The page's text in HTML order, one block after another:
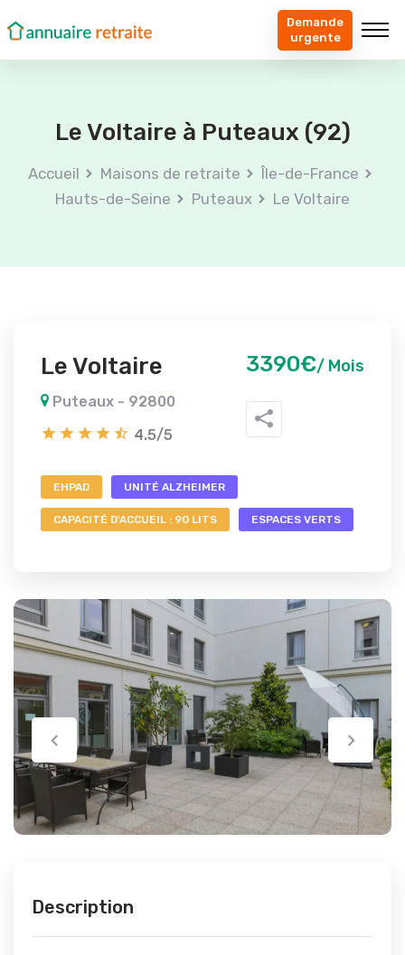
Demande
urgente
Le Voltaire à Puteaux (92)
Accueil Maisons de retraite
Île-de-France
Hauts-de-Seine
Puteaux Le Voltaire
Le Voltaire
Puteaux - 92800
4.5/5
3390€/ Mois
EHPAD UNITÉ ALZHEIMER
CAPACITÉ D'ACCUEIL : 90 LITS ESPACES VERTS
Description